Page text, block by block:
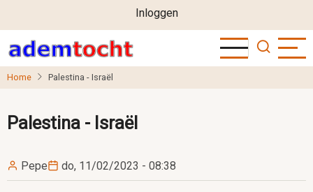
naar
de
inhoud
User
account
menu
Inloggen
Home Palestina - Israël
Palestina - Israël
Pepe do, 11/02/2023 - 08:38